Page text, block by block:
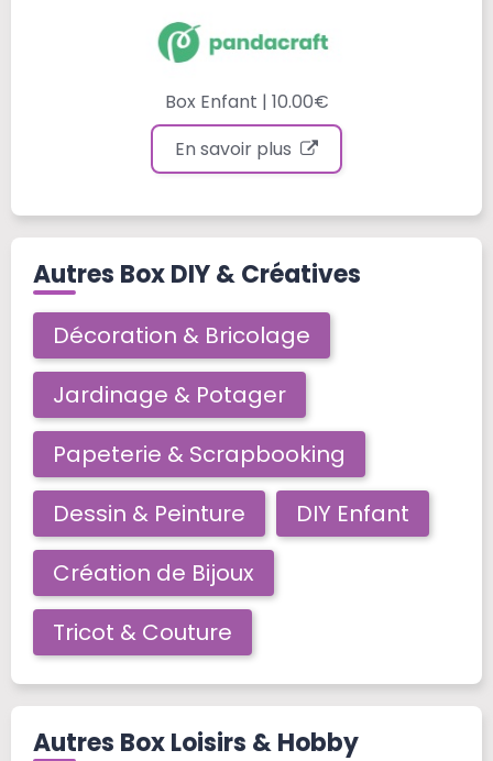
Box Enfant | 10.00€
En savoir plus
Autres Box DIY & Créatives
Décoration & Bricolage
Jardinage & Potager
Papeterie & Scrapbooking
Dessin & Peinture
DIY Enfant
Création de Bijoux
Tricot & Couture
Autres Box Loisirs & Hobby